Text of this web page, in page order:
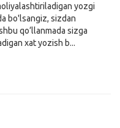
yozgi
bo'lsangiz, sizdan
qo‘llanmada sizga
xat yozish b...